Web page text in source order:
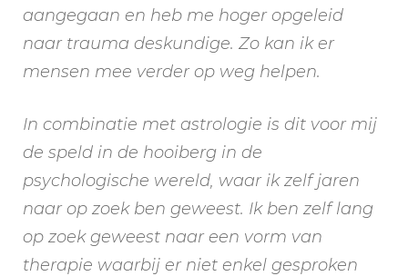
aangegaan en heb me hoger opgeleid
naar trauma deskundige. Zo kan ik er
mensen mee verder op weg helpen.
In combinatie met astrologie is dit voor mij
de speld in de hooiberg in de
psychologische wereld, waar ik zelf jaren
naar op zoek ben geweest. Ik ben zelf lang
op zoek geweest naar een vorm van
therapie waarbij er niet enkel gesproken